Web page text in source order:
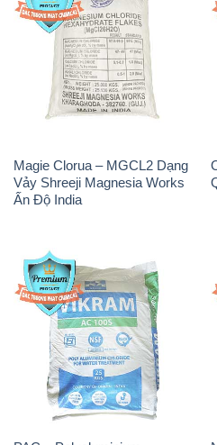
Magie Clorua – MGCL2 Dạng
Vảy Shreeji Magnesia Works
Ấn Độ India
PAC – Polyaluminium
Chloride Trắng Aditya Birla
Grasim New 2022 Ấn Độ India